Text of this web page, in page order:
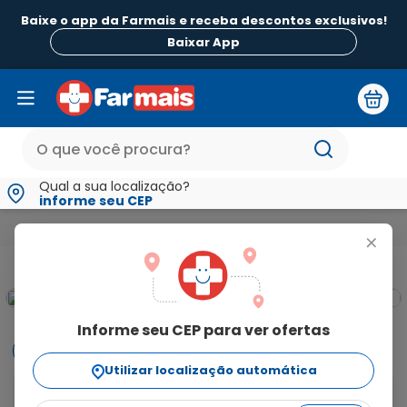
Baixe o app da Farmais e receba descontos exclusivos!
Baixar App
Qual a sua localização?
informe seu CEP
+
Informe seu CEP para ver ofertas
Utilizar localização automática
Multivitamínico
Informações
Myrafer age como antianêmico em caso de anemia